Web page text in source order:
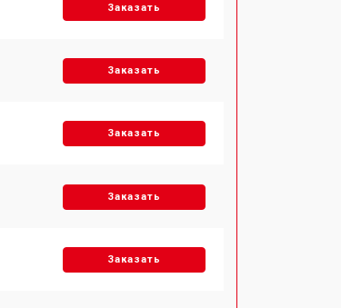
Заказать
Заказать
Заказать
Заказать
Заказать